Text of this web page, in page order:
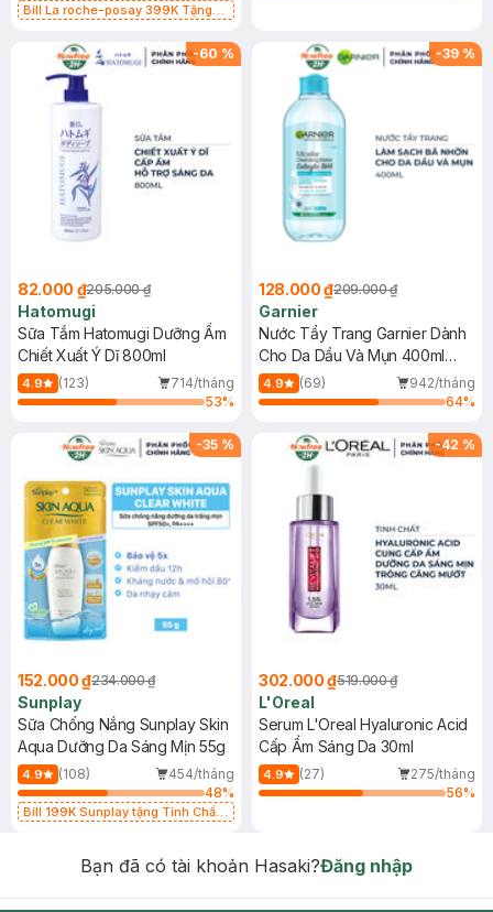
Bill La roche-posay 399K Tặng
(SL có hạn)
-60 %
82.000 ₫205.000 ₫
Hatomugi
Sữa Tắm Hatomugi Dưỡng Ẩm
Chiết Xuất Ý Dĩ 800ml
4.9 (123)
714/tháng
53%
-39 %
128.000 ₫209.000 ₫
Garnier
Nước Tẩy Trang Garnier Dành
Cho Da Dầu Và Mụn 400ml
(Mới)
4.9 (69)
942/tháng
64%
-35 %
152.000 ₫234.000 ₫
Sunplay
Sữa Chống Nắng Sunplay Skin
Aqua Dưỡng Da Sáng Mịn 55g
4.9 (108)
454/tháng
48%
Bill 199K Sunplay tặng Tinh Chất
-42 %
302.000 ₫519.000 ₫
L'Oreal
Serum L'Oreal Hyaluronic Acid
Cấp Ẩm Sáng Da 30ml
4.9 (27)
275/tháng
56%
Bạn đã có tài khoản Hasaki?Đăng nhập